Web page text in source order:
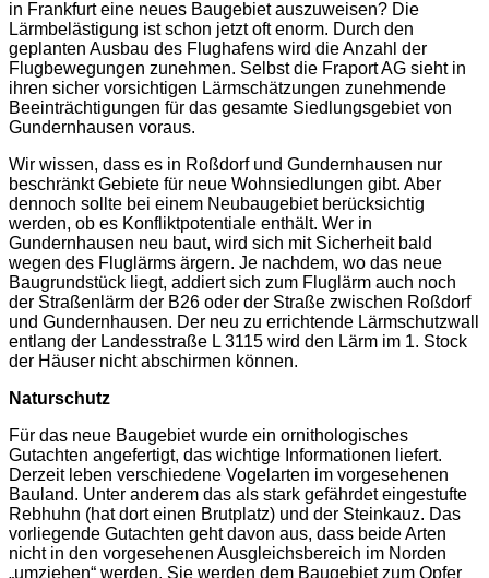
in Frankfurt eine neues Baugebiet auszuweisen? Die
Lärmbelästigung ist schon jetzt oft enorm. Durch den
geplanten Ausbau des Flughafens wird die Anzahl der
Flugbewegungen zunehmen. Selbst die Fraport AG sieht in
ihren sicher vorsichtigen Lärmschätzungen zunehmende
Beeinträchtigungen für das gesamte Siedlungsgebiet von
Gundernhausen voraus.
Wir wissen, dass es in Roßdorf und Gundernhausen nur
beschränkt Gebiete für neue Wohnsiedlungen gibt. Aber
dennoch sollte bei einem Neubaugebiet berücksichtig
werden, ob es Konfliktpotentiale enthält. Wer in
Gundernhausen neu baut, wird sich mit Sicherheit bald
wegen des Fluglärms ärgern. Je nachdem, wo das neue
Baugrundstück liegt, addiert sich zum Fluglärm auch noch
der Straßenlärm der B26 oder der Straße zwischen Roßdorf
und Gundernhausen. Der neu zu errichtende Lärmschutzwall
entlang der Landesstraße L 3115 wird den Lärm im 1. Stock
der Häuser nicht abschirmen können.
Naturschutz
Für das neue Baugebiet wurde ein ornithologisches
Gutachten angefertigt, das wichtige Informationen liefert.
Derzeit leben verschiedene Vogelarten im vorgesehenen
Bauland. Unter anderem das als stark gefährdet eingestufte
Rebhuhn (hat dort einen Brutplatz) und der Steinkauz. Das
vorliegende Gutachten geht davon aus, dass beide Arten
nicht in den vorgesehenen Ausgleichsbereich im Norden
„umziehen“ werden. Sie werden dem Baugebiet zum Opfer